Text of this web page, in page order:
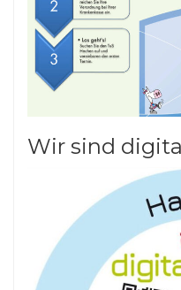
Wir sind